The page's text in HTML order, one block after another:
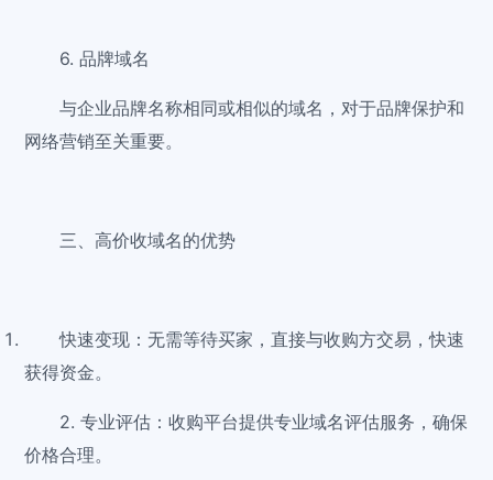
6. 品牌域名
与企业品牌名称相同或相似的域名，对于品牌保护和
网络营销至关重要。
三、高价收域名的优势
快速变现：无需等待买家，直接与收购方交易，快速
获得资金。
2. 专业评估：收购平台提供专业域名评估服务，确保
价格合理。